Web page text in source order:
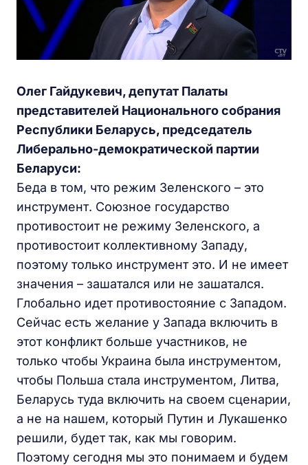
Олег Гайдукевич, депутат Палаты
представителей Национального собрания
Республики Беларусь, председатель
Либерально-демократической партии
Беларуси:
Беда в том, что режим Зеленского – это
инструмент. Союзное государство
противостоит не режиму Зеленского, а
противостоит коллективному Западу,
поэтому только инструмент это. И не имеет
значения – зашатался или не зашатался.
Глобально идет противостояние с Западом.
Сейчас есть желание у Запада включить в
этот конфликт больше участников, не
только чтобы Украина была инструментом,
чтобы Польша стала инструментом, Литва,
Беларусь туда включить на своем сценарии,
а не на нашем, который Путин и Лукашенко
решили, будет так, как мы говорим.
Поэтому сегодня мы это понимаем и будем